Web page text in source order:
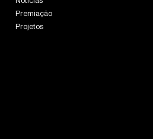
Premiação
Projetos